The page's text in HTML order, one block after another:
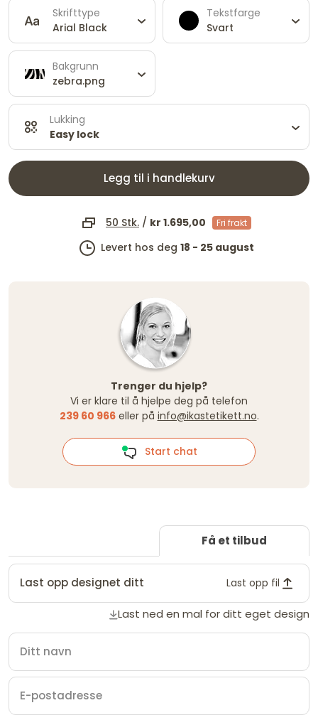
Skrifttype
Arial Black
Tekstfarge
Svart
Bakgrunn
zebra.png
Lukking
Easy lock
Legg til i handlekurv
50 Stk. / kr 1.695,00 Fri frakt
Levert hos deg 18 - 25 august
Trenger du hjelp?
Vi er klare til å hjelpe deg på telefon
239 60 966 eller på info@ikastetikett.no.
Start chat
Få et tilbud
Last opp designet ditt Last opp fil
Last ned en mal for ditt eget design